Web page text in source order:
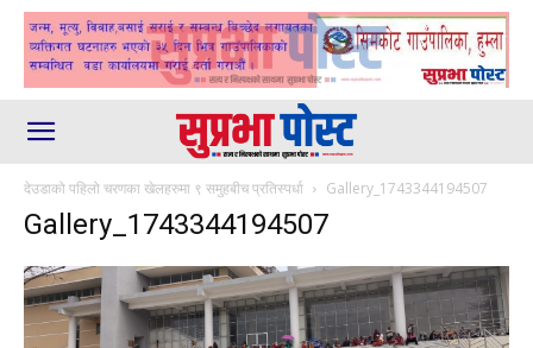
देउडाको पहिलो चरणका खेलहरुमा ९ समुहबीच प्रतिस्पर्धा Gallery_1743344194507
Gallery_1743344194507